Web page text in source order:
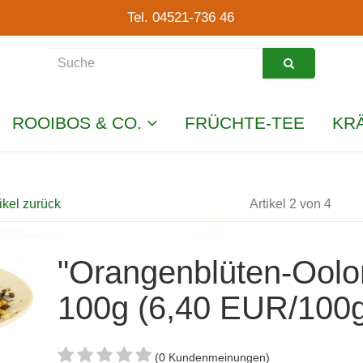
Tel. 04521-736 46
ROOIBOS & CO. FRÜCHTE-TEE
zurück Artikel 2 von 4
"Orangenblüten-
100g (6,40 EUR/
(0 Kundenmeinungen)